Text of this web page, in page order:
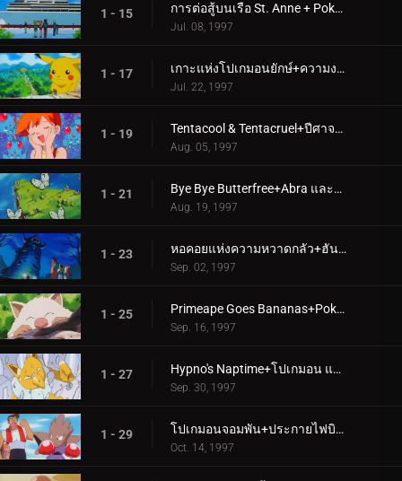
1 - 15 การต่อสู้บนเรือ St. Anne + Pokémon Shipwreck
Jul. 08, 1997
1 - 17 เกาะแห่งโปเกมอนยักษ์+ความงามและชายหาด
Jul. 22, 1997
1 - 19 Tentacool & Tentacruel+ปีศาจแห่งยอดเขาหญิงสาว
Aug. 05, 1997
1 - 21 Bye Bye Butterfree+Abra และการประลองพลังจิต
Aug. 19, 1997
1 - 23 หอคอยแห่งความหวาดกลัว+ฮันเตอร์ ปะทะ คาดาบร้า
Sep. 02, 1997
1 - 25 Primeape Goes Bananas+Pokémon Scent-sation!
Sep. 16, 1997
1 - 27 Hypno's Naptime+โปเกมอน แฟชั่น แฟลช
Sep. 30, 1997
1 - 29 โปเกมอนจอมพัน+ประกายไฟบินไปหาแมกนีไมต์
Oct. 14, 1997